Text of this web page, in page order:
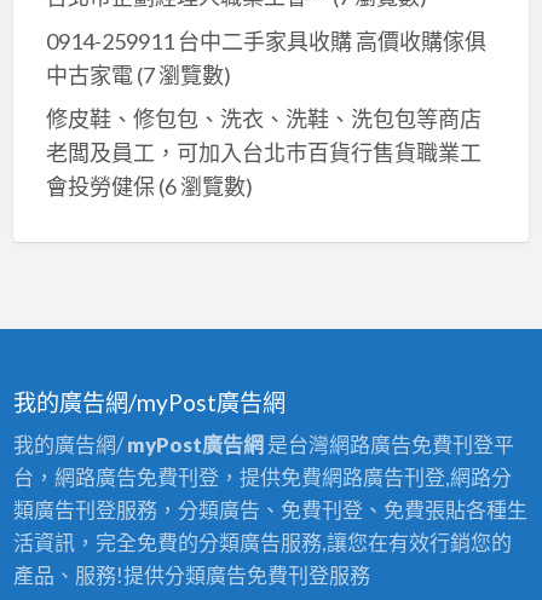
0914-259911 台中二手家具收購 高價收購傢俱
中古家電(7 瀏覽數)
修皮鞋、修包包、洗衣、洗鞋、洗包包等商店
老闆及員工，可加入台北巿百貨行售貨職業工
會投勞健保(6 瀏覽數)
我的廣告網/myPost廣告網
我的廣告網/myPost廣告網 是台灣網路廣告免費刊登平
台，網路廣告免費刊登，提供免費網路廣告刊登,網路分
類廣告刊登服務，分類廣告、免費刊登、免費張貼各種生
活資訊，完全免費的分類廣告服務,讓您在有效行銷您的
產品、服務!提供分類廣告免費刊登服務